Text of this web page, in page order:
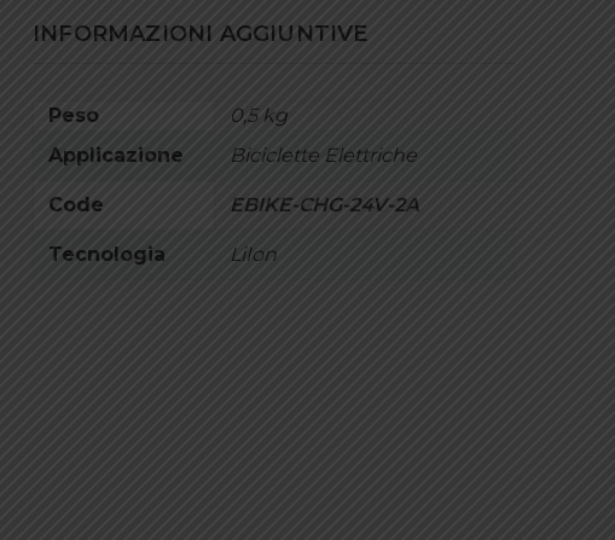
INFORMAZIONI AGGIUNTIVE
Peso
0,5 kg
Applicazione
Biciclette Elettriche
Code EBIKE-CHG-24V-2A
Tecnologia LiIon